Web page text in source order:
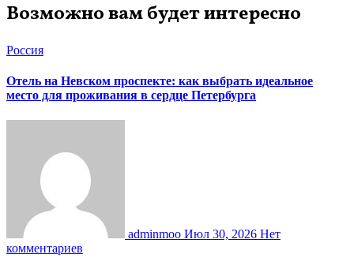
Возможно вам будет интересно
Россия
Отель на Невском проспекте: как выбрать идеальное
место для проживания в сердце Петербурга
adminmoo Июл 30, 2026 Нет
комментариев